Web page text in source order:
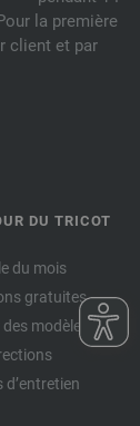
la première
client et par
DU TRICOT
du mois
gratuites
modèles
d’entretien